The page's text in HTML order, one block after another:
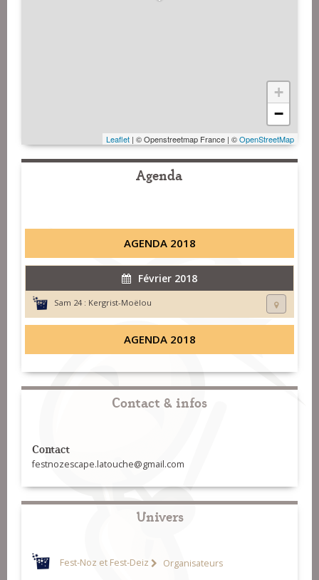
+
−
Leaflet | © Openstreetmap France | ©OpenStreetMap
Agenda
AGENDA 2018
Février 2018
Sam 24 : Kergrist-Moëlou
AGENDA 2018
Contact & infos
Contact
festnozescape.latouche@gmail.com
Univers
Fest-Noz et Fest-Deiz Organisateurs